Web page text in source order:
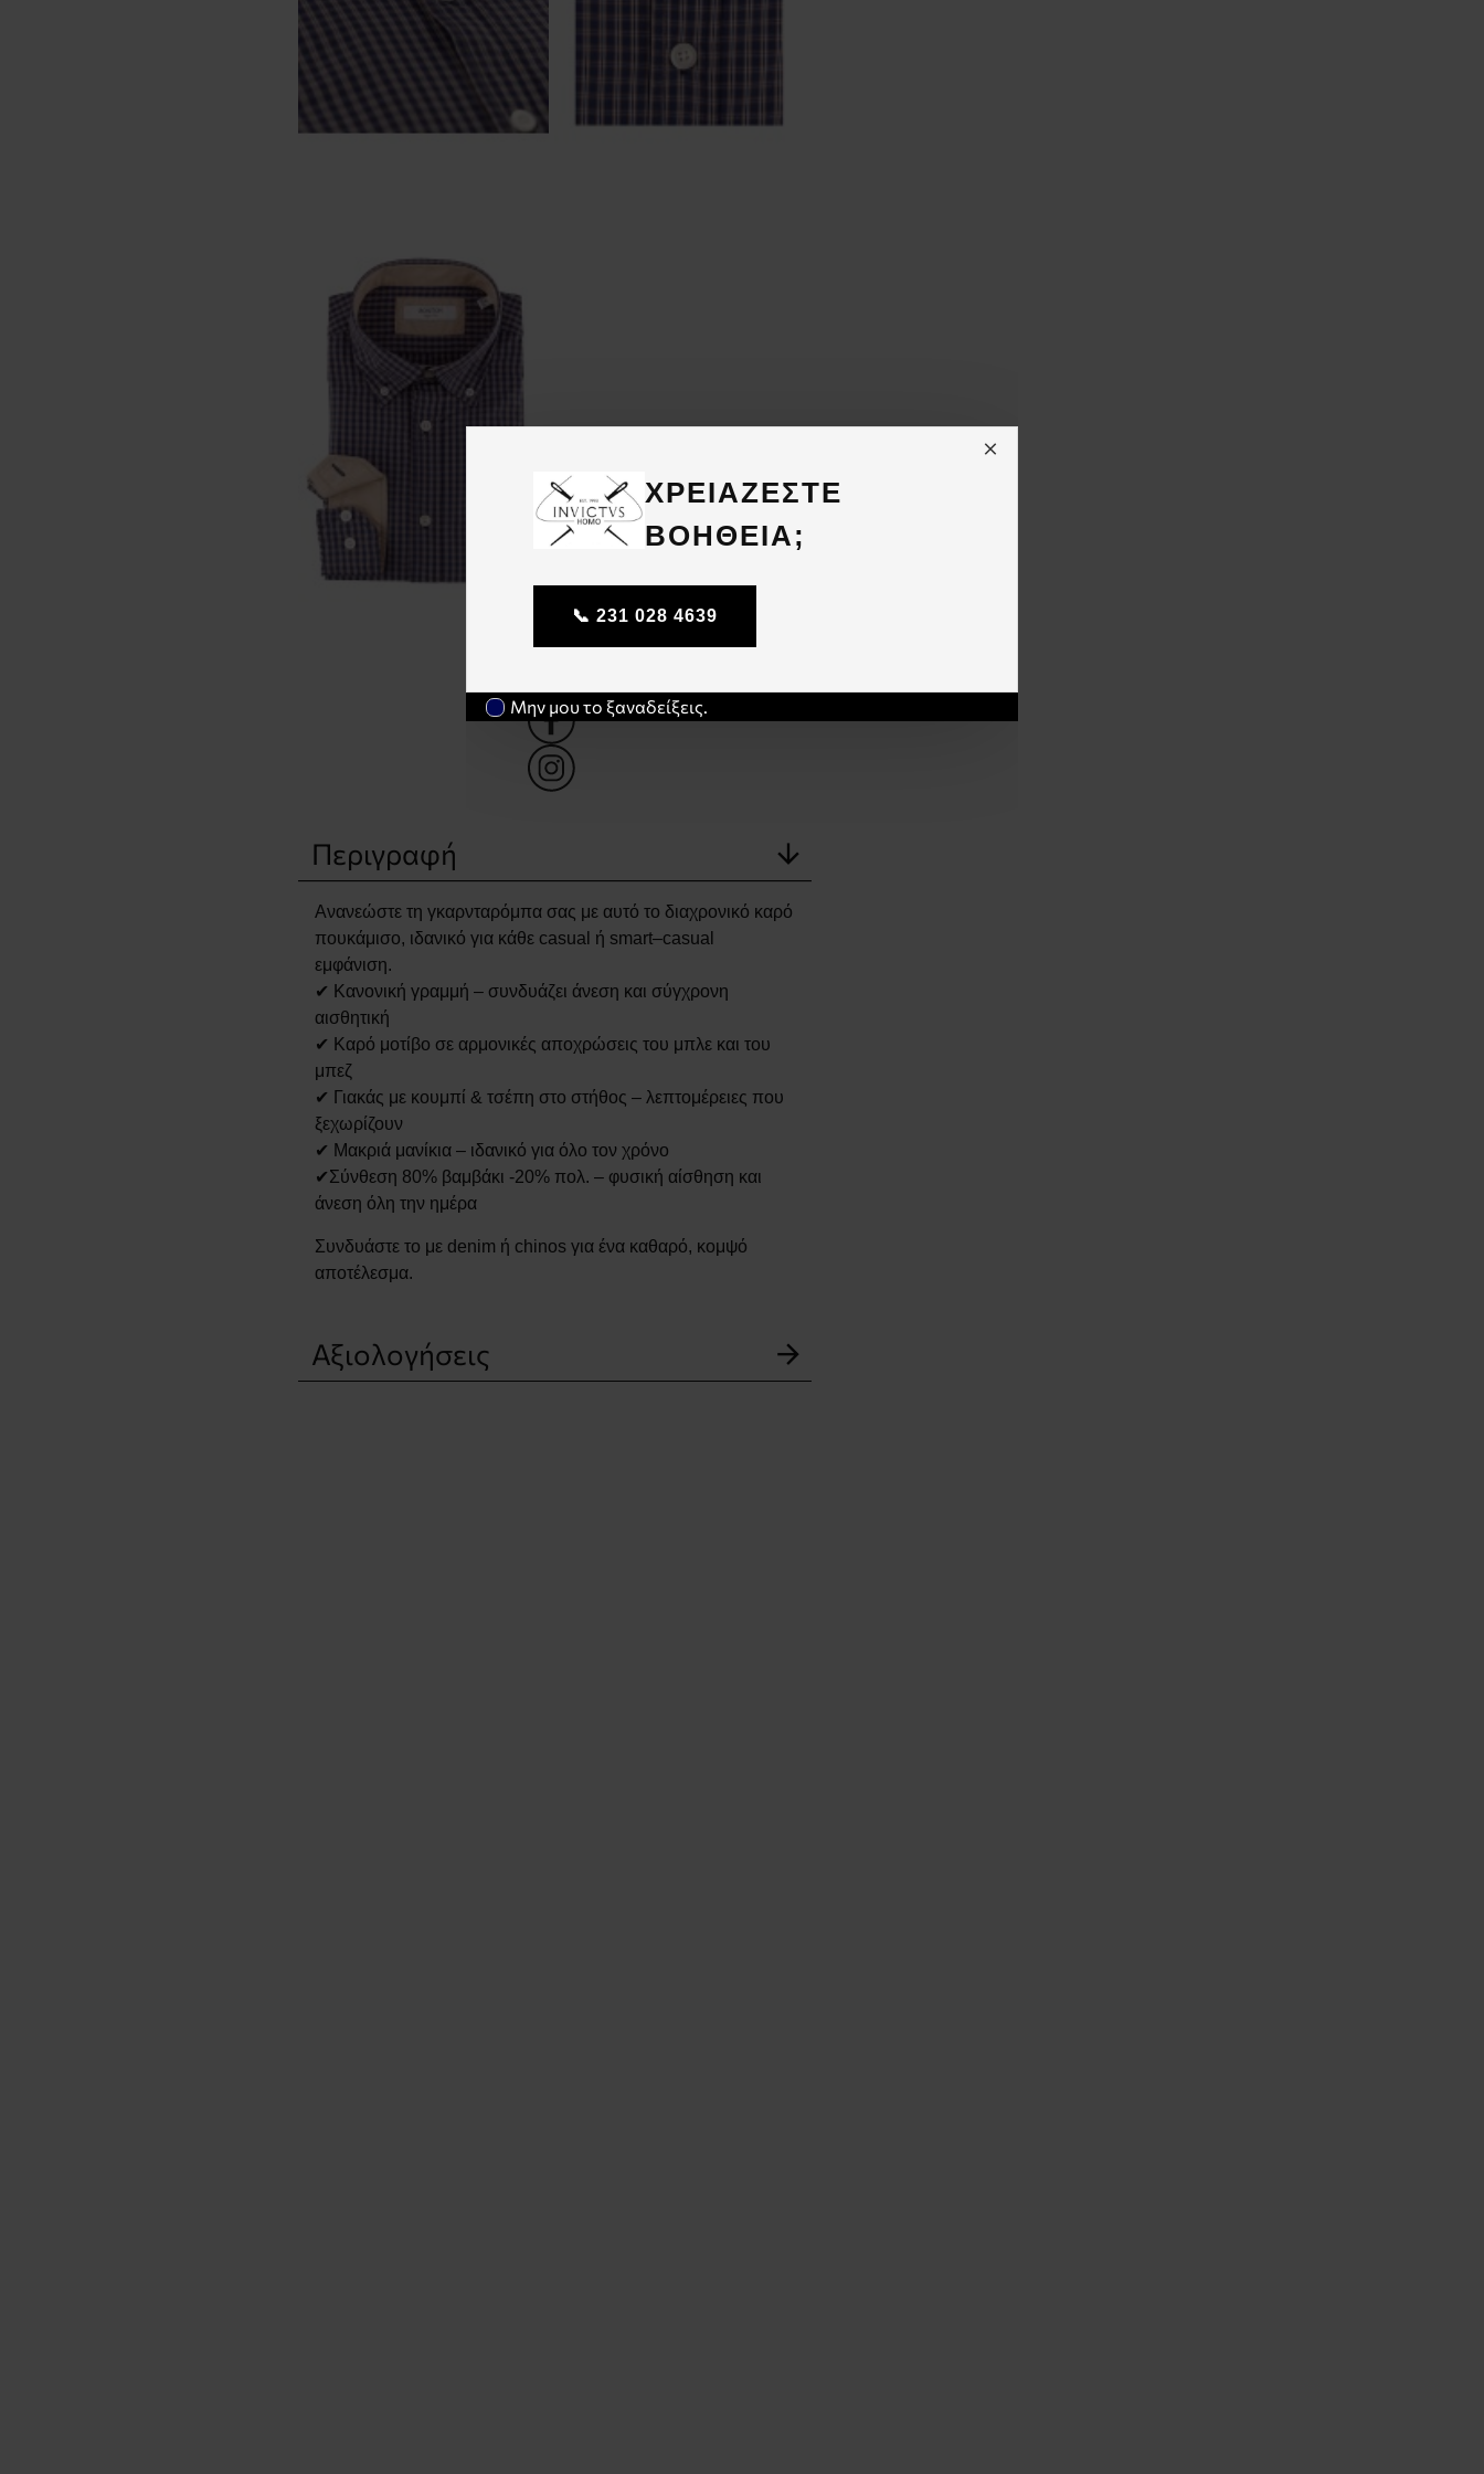
ΧΡΕΙΑΖΕΣΤΕ
ΒΟΗΘΕΙΑ;
📞 231 028 4639
Μην μου το ξαναδείξεις.
Περιγραφή
Ανανεώστε τη γκαρνταρόμπα σας με αυτό το διαχρονικό καρό
πουκάμισο, ιδανικό για κάθε casual ή smart–casual
εμφάνιση.
✔ Κανονική γραμμή – συνδυάζει άνεση και σύγχρονη
αισθητική
✔ Καρό μοτίβο σε αρμονικές αποχρώσεις του μπλε και του
μπεζ
✔ Γιακάς με κουμπί & τσέπη στο στήθος – λεπτομέρειες που
ξεχωρίζουν
✔ Μακριά μανίκια – ιδανικό για όλο τον χρόνο
✔Σύνθεση 80% βαμβάκι -20% πολ. – φυσική αίσθηση και
άνεση όλη την ημέρα
Συνδυάστε το με denim ή chinos για ένα καθαρό, κομψό
αποτέλεσμα.
Αξιολογήσεις